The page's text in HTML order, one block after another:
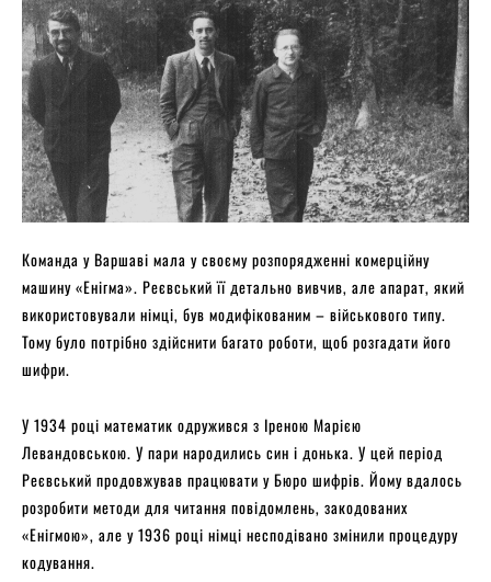
Команда у Варшаві мала у своєму розпорядженні комерційну
машину «Енігма». Реєвський її детально вивчив, але апарат, який
використовували німці, був модифікованим – військового типу.
Тому було потрібно здійснити багато роботи, щоб розгадати його
шифри.
У 1934 році математик одружився з Іреною Марією
Левандовською. У пари народились син і донька. У цей період
Реєвський продовжував працювати у Бюро шифрів. Йому вдалось
розробити методи для читання повідомлень, закодованих
«Енігмою», але у 1936 році німці несподівано змінили процедуру
кодування.